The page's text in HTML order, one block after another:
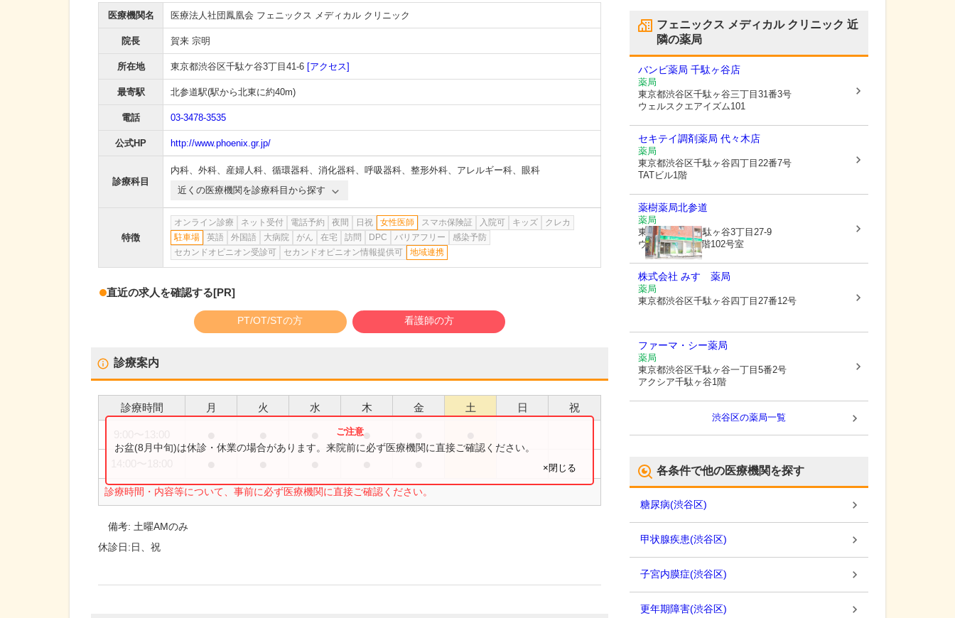
医療機関名 医療法人社団鳳凰会 フェニックス メディカル クリニック
院長 賀来 宗明
所在地 東京都渋谷区千駄ケ谷3丁目41-6 [アクセス]
最寄駅 北参道駅(駅から北東に約40m)
電話 03-3478-3535
公式HP http://www.phoenix.gr.jp/
診療科目
内科、 外科、 産婦人科、 循環器科、 消化器科、 呼吸器科、 整形外科、 アレルギー科、 眼科
近くの医療機関を診療科目から探す
特徴
オンライン診療 ネット受付 電話予約 夜間 日祝 女性医師 スマホ保険証 入院可 キッズ
クレカ
駐車場
英語 外国語 大病院 がん 在宅 訪問 DPC バリアフリー
感染予防
セカンドオピニオン受診可
セカンドオピニオン情報提供可 地域連携
直近の求人を確認する[PR]
PT/OT/STの方 看護師の方
診療案内
診療時間 月 火 水 木 金 土 日 祝
●
診療時間・内容等について、事前に必ず医療機関に直接ご確認ください。
お盆(8月中旬)は休診・休業の場合があります。来院前に必ず医療機関に直接ご確認ください。
×閉じる
備考: 土曜AMのみ
休診日:日、祝
フェニックス メディカル クリニック 近
隣の薬局
バンビ薬局 千駄ヶ谷店
薬局
東京都渋谷区千駄ヶ谷三丁目31番3号
ウェルスクエアイズム101
セキテイ調剤薬局 代々木店
薬局
東京都渋谷区千駄ヶ谷四丁目22番7号
TATビル1階
薬樹薬局北参道
薬局
東京都渋谷区千駄ヶ谷3丁目27-9
ウェスト青山 1階102号室
株式会社 みすゞ薬局
薬局
東京都渋谷区千駄ヶ谷四丁目27番12号
ファーマ・シー薬局
薬局
東京都渋谷区千駄ヶ谷一丁目5番2号
アクシア千駄ヶ谷1階
渋谷区の薬局一覧
各条件で他の医療機関を探す
糖尿病(渋谷区)
甲状腺疾患(渋谷区)
子宮内膜症(渋谷区)
更年期障害(渋谷区)